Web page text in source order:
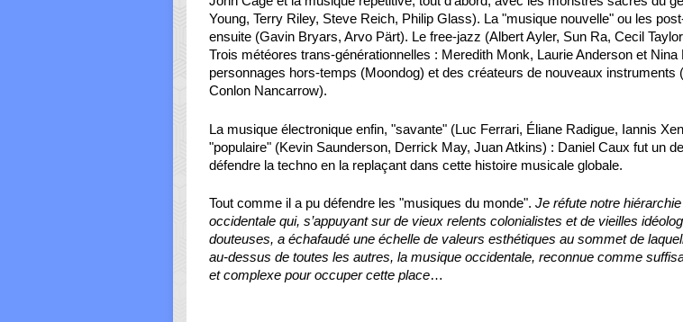
Young, Terry Riley, Steve Reich, Philip Glass). La "musique nouvelle" ou les
ensuite (Gavin Bryars, Arvo Pärt). Le free-jazz (Albert Ayler, Sun Ra, Cecil
Trois météores trans-générationnelles : Meredith Monk, Laurie Anderson et Nina
personnages hors-temps (Moondog) et des créateurs de nouveaux instruments
Conlon Nancarrow).
La musique électronique enfin, "savante" (Luc Ferrari, Éliane Radigue, Iannis
"populaire" (Kevin Saunderson, Derrick May, Juan Atkins) : Daniel Caux fut un
défendre la techno en la replaçant dans cette histoire musicale globale.
Tout comme il a pu défendre les "musiques du monde". Je réfute notre
occidentale qui, s’appuyant sur de vieux relents colonialistes et de vieilles
douteuses, a échafaudé une échelle de valeurs esthétiques au sommet de
au-dessus de toutes les autres, la musique occidentale, reconnue comme
et complexe pour occuper cette place…